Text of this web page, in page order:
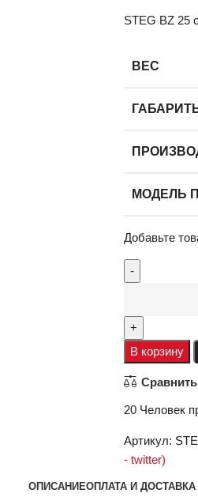
STEG BZ 25
ВЕС
МОДЕЛЬ
Добавьте
В корзину
Сравнить
20 Человек
Артикул:
- twitter)
ОПИСАНИЕОПЛАТА И ДОСТАВКА